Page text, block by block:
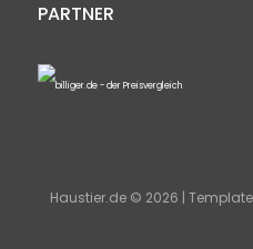
PARTNER
Haustier.de © 2026 |